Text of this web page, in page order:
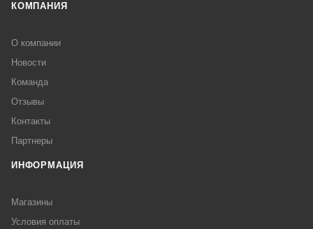
КОМПАНИЯ
О компании
Новости
Команда
Отзывы
Контакты
Партнеры
ИНФОРМАЦИЯ
Магазины
Условия оплаты